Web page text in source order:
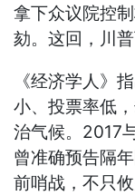
拿下众议院控
劾。这回，川
《经济学人》
小、投票率低
治气候。2017
曾准确预告隔
前哨战，不只